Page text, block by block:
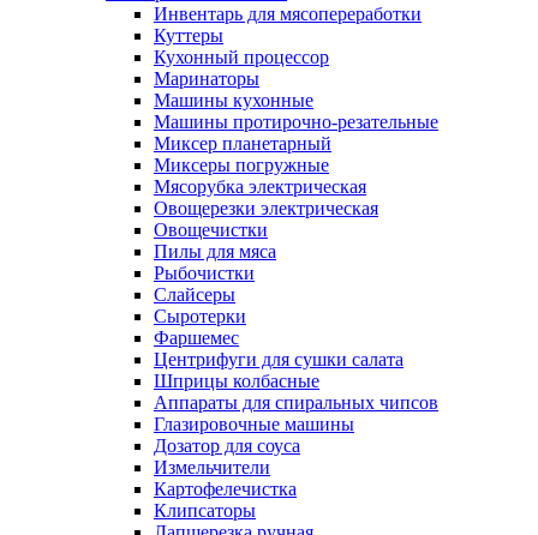
Инвентарь для мясопереработки
Куттеры
Кухонный процессор
Маринаторы
Машины кухонные
Машины протирочно-резательные
Миксер планетарный
Миксеры погружные
Мясорубка электрическая
Овощерезки электрическая
Овощечистки
Пилы для мяса
Рыбочистки
Слайсеры
Сыротерки
Фаршемес
Центрифуги для сушки салата
Шприцы колбасные
Аппараты для спиральных чипсов
Глазировочные машины
Дозатор для соуса
Измельчители
Картофелечистка
Клипсаторы